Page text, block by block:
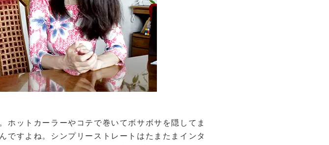
ホットカーラーやコテで巻いてボサボサを隠してま
ですよね。シンプリーストレートはたまたまインタ